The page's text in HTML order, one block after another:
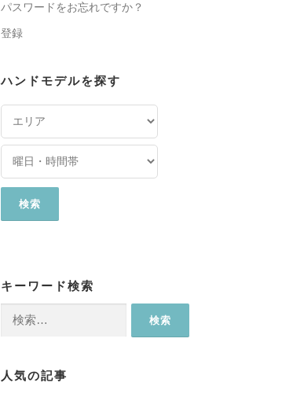
パスワードをお忘れですか？
登録
ハンドモデルを探す
キーワード検索
人気の記事